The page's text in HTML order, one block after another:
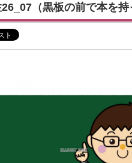
（黒板の前で本を持